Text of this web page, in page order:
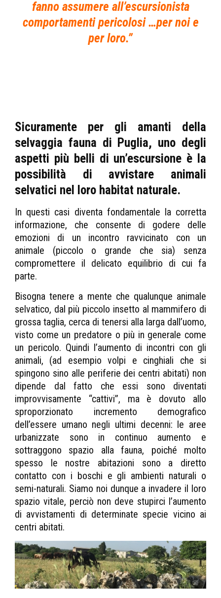
fanno assumere all’escursionista
comportamenti pericolosi …per noi e
per loro.”
Sicuramente per gli amanti della
selvaggia fauna di Puglia, uno degli
aspetti più belli di un’escursione è la
possibilità di avvistare animali
selvatici nel loro habitat naturale.
In questi casi diventa fondamentale la corretta
informazione, che consente di godere delle
emozioni di un incontro ravvicinato con un
animale (piccolo o grande che sia) senza
compromettere il delicato equilibrio di cui fa
parte.
Bisogna tenere a mente che qualunque animale
selvatico, dal più piccolo insetto al mammifero di
grossa taglia, cerca di tenersi alla larga dall’uomo,
visto come un predatore o più in generale come
un pericolo. Quindi l’aumento di incontri con gli
animali, (ad esempio volpi e cinghiali che si
spingono sino alle periferie dei centri abitati) non
dipende dal fatto che essi sono diventati
improvvisamente “cattivi”, ma è dovuto allo
sproporzionato incremento demografico
dell’essere umano negli ultimi decenni: le aree
urbanizzate sono in continuo aumento e
sottraggono spazio alla fauna, poiché molto
spesso le nostre abitazioni sono a diretto
contatto con i boschi e gli ambienti naturali o
semi-naturali. Siamo noi dunque a invadere il loro
spazio vitale, perciò non deve stupirci l’aumento
di avvistamenti di determinate specie vicino ai
centri abitati.